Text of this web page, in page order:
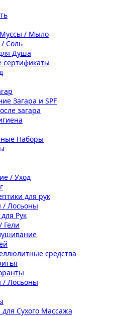
Муссы / Мыло
Соль
Душа
Загара и SPF
загара
Наборы
/ Уход
для рук
/ Лосьоны
Рук
средства
/ Лосьоны
Сухого Массажа